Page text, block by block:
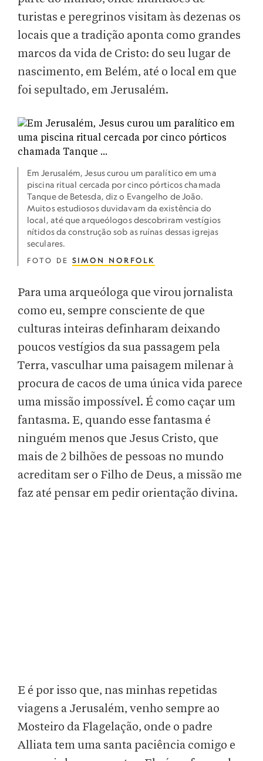
turistas e peregrinos visitam às dezenas os
locais que a tradição aponta como grandes
marcos da vida de Cristo: do seu lugar de
nascimento, em Belém, até o local em que
foi sepultado, em Jerusalém.
Em Jerusalém, Jesus curou um paralítico em uma
piscina ritual cercada por cinco pórticos chamada
Tanque de Betesda, diz o Evangelho de João.
Muitos estudiosos duvidavam da existência do
local, até que arqueólogos descobriram vestígios
nítidos da construção sob as ruínas dessas igrejas
seculares.
FOTO DE SIMON NORFOLK
Para uma arqueóloga que virou jornalista
como eu, sempre consciente de que
culturas inteiras definharam deixando
poucos vestígios da sua passagem pela
Terra, vasculhar uma paisagem milenar à
procura de cacos de uma única vida parece
uma missão impossível. É como caçar um
fantasma. E, quando esse fantasma é
ninguém menos que Jesus Cristo, que
mais de 2 bilhões de pessoas no mundo
acreditam ser o Filho de Deus, a missão me
faz até pensar em pedir orientação divina.
E é por isso que, nas minhas repetidas
viagens a Jerusalém, venho sempre ao
Mosteiro da Flagelação, onde o padre
Alliata tem uma santa paciência comigo e